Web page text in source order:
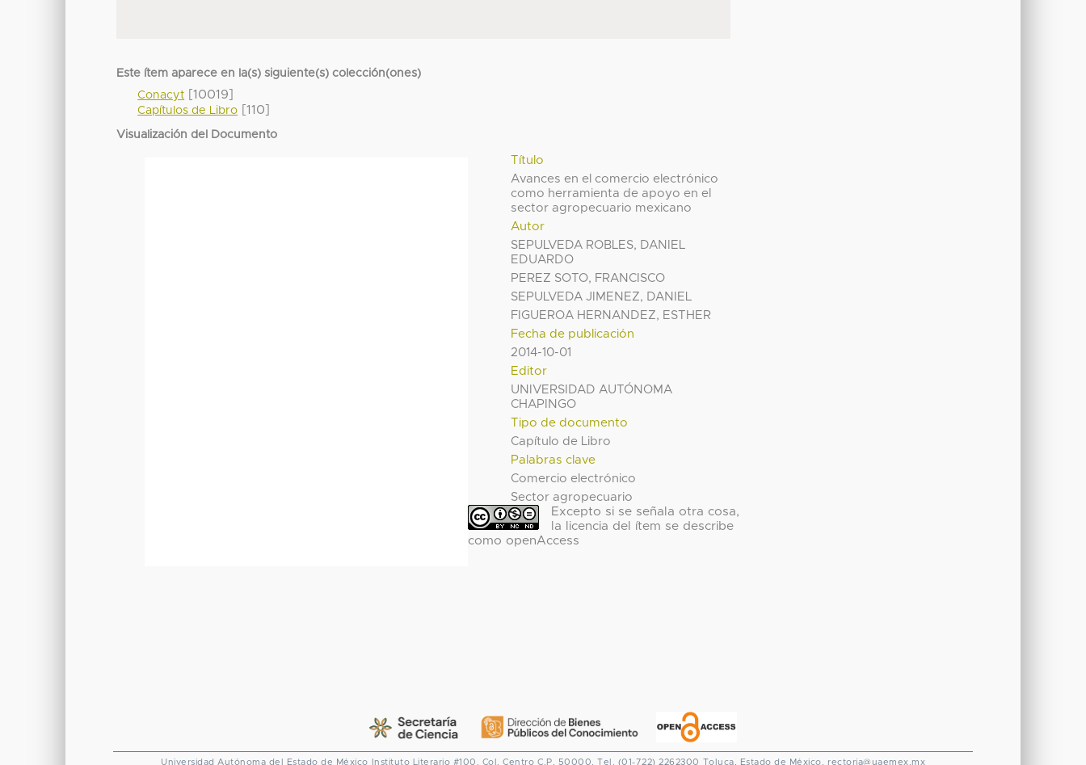
Este ítem aparece en la(s) siguiente(s) colección(ones)
Conacyt [10019]
Capítulos de Libro [110]
Visualización del Documento
Título
Avances en el comercio electrónico
como herramienta de apoyo en el
sector agropecuario mexicano
Autor
SEPULVEDA ROBLES, DANIEL
EDUARDO
PEREZ SOTO, FRANCISCO
SEPULVEDA JIMENEZ, DANIEL
FIGUEROA HERNANDEZ, ESTHER
Fecha de publicación
2014-10-01
Editor
UNIVERSIDAD AUTÓNOMA
CHAPINGO
Tipo de documento
Capítulo de Libro
Palabras clave
Comercio electrónico
Sector agropecuario
Excepto si se señala otra cosa,
la licencia del ítem se describe
como openAccess
Universidad Autónoma del Estado de México Instituto Literario #100. Col. Centro C.P. 50000. Tel. (01-722) 2262300 Toluca, Estado de México. rectoria@uaemex.mx